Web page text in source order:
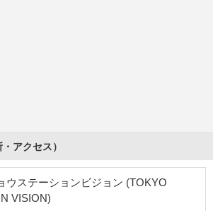
アクセス）
ウステーションビジョン (TOKYO
VISION)